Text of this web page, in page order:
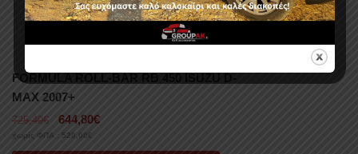
FORMULA ROLL-BAR RB 450 ISUZU D-
MAX 2007+
725,40€ 644,80€
χωρίς ΦΠΑ : 520,00 €